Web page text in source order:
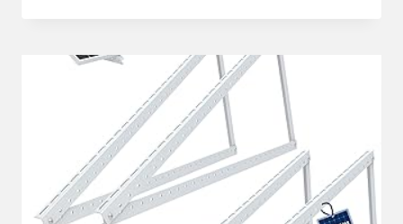
PRO,
BALKONKRAFTWERK-
SPEICHER,
4
MPPTS,